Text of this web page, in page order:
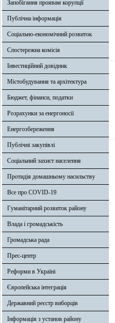
Запобігання проявам корупції
Публічна інформація
Соціально-економічний розвиток
Спостережна комісія
Інвестиційний довідник
Містобудування та архітектура
Бюджет, фінанси, податки
Розрахунки за енергоносії
Енергозбереження
Публічні закупівлі
Соціальний захист населення
Протидія домашньому насильству
Все про COVID-19
Гуманітарний розвиток району
Влада і громадськість
Громадська рада
Прес-центр
Реформи в Україні
Європейська інтеграція
Державний реєстр виборців
Інформація з установ району